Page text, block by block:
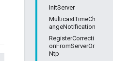
InitServer
MulticastTimeCh
angeNotification
RegisterCorrecti
onFromServerOr
Ntp